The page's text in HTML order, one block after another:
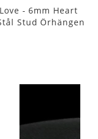
- 6mm Heart
Stud Örhängen